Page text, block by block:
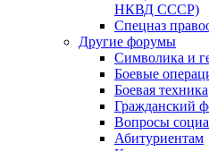
НКВД СССР)
Спецназ
Другие форумы
Символика и
Боевые
Боевая техника
Гражданский
Вопросы
Абитуриентам